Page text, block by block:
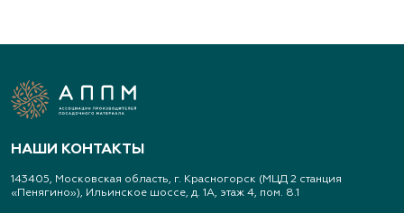
НАШИ КОНТАКТЫ
143405, Московская область, г. Красногорск (МЦД 2 станция
«Пенягино»), Ильинское шоссе, д. 1А, этаж 4, пом. 8.1